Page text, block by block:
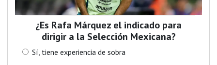
¿Es Rafa Márquez el indicado para
dirigir a la Selección Mexicana?
Sí, tiene experiencia de sobra